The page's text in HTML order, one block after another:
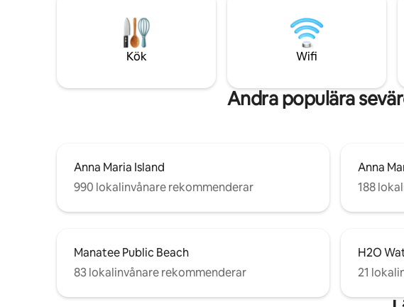
på övervåningen med 3 enkelsängar och
2 rum på nedervåningen med
dubbelsängar är det en idealisk
tillflyktsort för familjer, vänner eller alla
promenad från stranden
privat brygga, en
fantastisk utsikt över
kanalen.
Kök Wifi
Andra populära
Anna Maria Island
990 lokalinvånare rekommenderar
Anna
188
Manatee Public Beach
83 lokalinvånare rekommenderar
H2O
21